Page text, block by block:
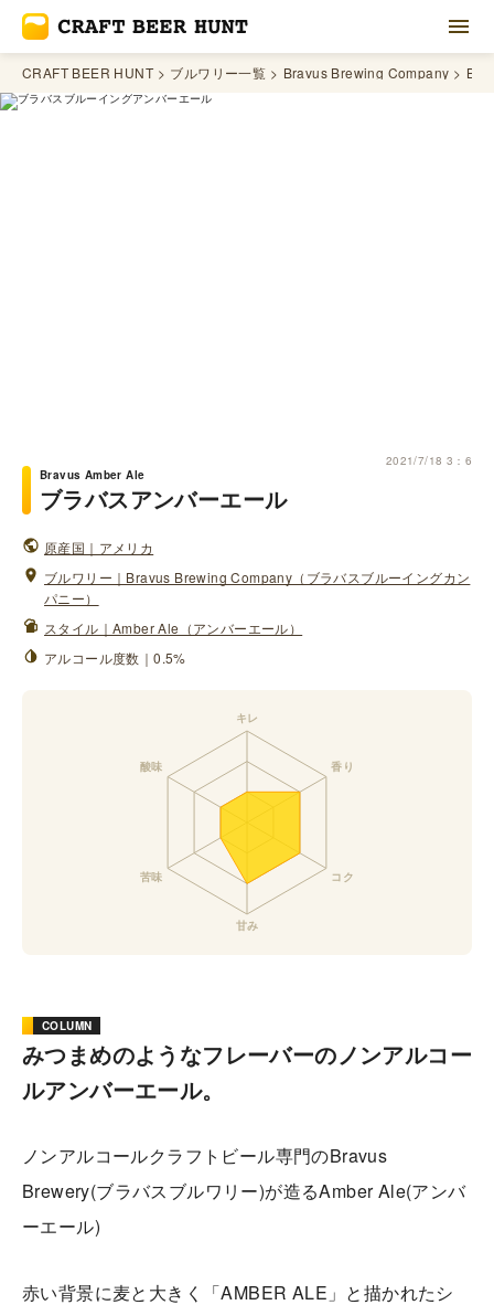
CRAFT BEER HUNT ブルワリー一覧 Bravus Brewing Company
2021/7/18 3：6
Bravus Amber Ale
ブラバスアンバーエール
原産国｜アメリカ
ブルワリー｜Bravus Brewing Company（ブラバスブルーイングカン
パニー）
スタイル｜Amber Ale（アンバーエール）
アルコール度数｜0.5%
COLUMN
みつまめのようなフレーバーのノンアルコー
ルアンバーエール。
ノンアルコールクラフトビール専門のBravus
Brewery(ブラバスブルワリー)が造るAmber Ale(アンバ
ーエール)
赤い背景に麦と大きく「AMBER ALE」と描かれたシ